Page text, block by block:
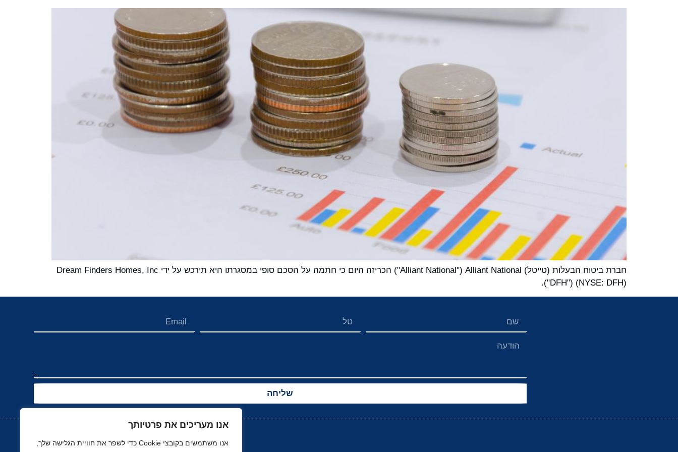
אנו מעריכים את פרטיותך
אנו משתמשים בקובצי Cookie כדי לשפר את חוויית הגלישה שלך,
חברת ביטוח הבעלות (טייטל) Alliant National ‏("Alliant National") הכריזה היום כי חתמה על הסכם סופי במסגרתו היא תירכש על ידי Dream Finders Homes, Inc
("DFH") (NYSE: DFH).
שליחה